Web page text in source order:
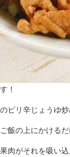
！
ピリ辛じょうゆ
飯の上にかける
肉がそれを吸い